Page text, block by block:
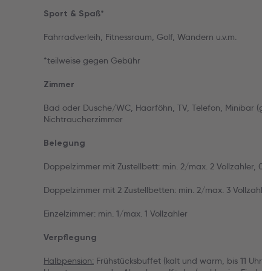
Sport & Spaß*
Fahrradverleih, Fitnessraum, Golf, Wandern u.v.m.
*teilweise gegen Gebühr
Zimmer
Bad oder Dusche/WC, Haarföhn, TV, Telefon, Minibar
Nichtraucherzimmer
Belegung
Doppelzimmer mit Zustellbett: min. 2/max. 2 Vollzahler,
Doppelzimmer mit 2 Zustellbetten: min. 2/max. 3
Einzelzimmer: min. 1/max. 1 Vollzahler
Verpflegung
Halbpension: Frühstücksbuffet (kalt und warm, bis 11